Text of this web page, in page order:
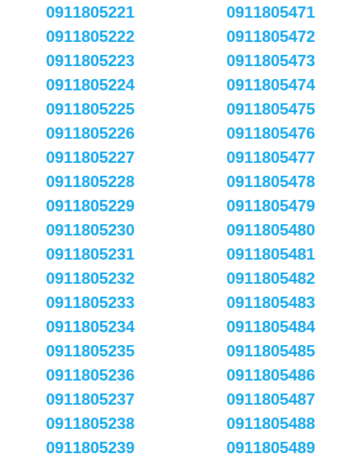
0911805221
0911805222
0911805223
0911805224
0911805225
0911805226
0911805227
0911805228
0911805229
0911805230
0911805231
0911805232
0911805233
0911805234
0911805235
0911805236
0911805237
0911805238
0911805239
0911805471
0911805472
0911805473
0911805474
0911805475
0911805476
0911805477
0911805478
0911805479
0911805480
0911805481
0911805482
0911805483
0911805484
0911805485
0911805486
0911805487
0911805488
0911805489